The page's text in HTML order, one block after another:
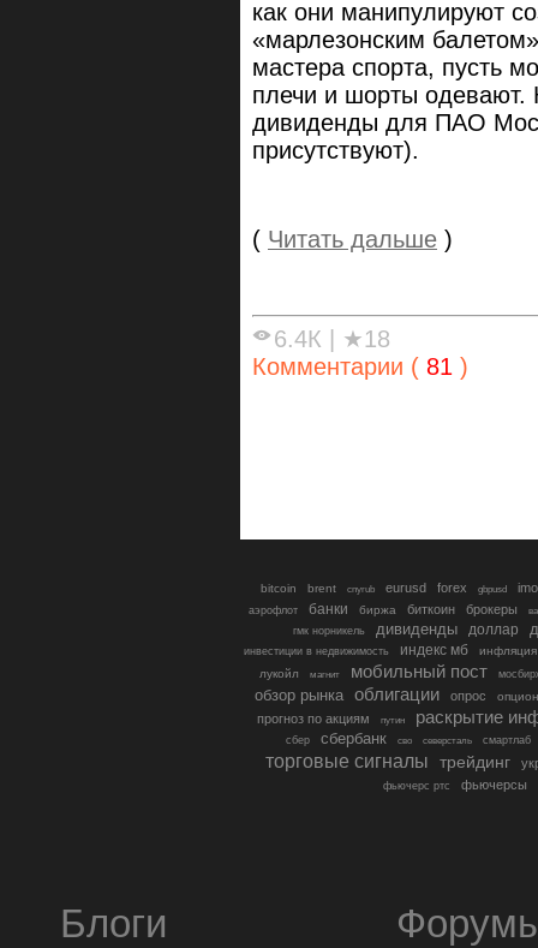
как они манипулируют
«марлезонским
мастера спорта, пусть
плечи и шорты одевают.
дивиденды для ПАО
присутствуют).
( Читать дальше )
6.4К
★18
Комментарии ( 81 )
bitcoin brent cnyrub eurusd forex gbpusd
аэрофлот банки биржа биткоин брокеры
гмк норникель
дивиденды доллар
инвестиции в недвижимость индекс мб
инфляция
лукойл
магнит мобильный пост
обзор рынка облигации опрос
прогноз по акциям путин раскрытие
сбер сбербанк сво северсталь смартлаб
торговые сигналы трейдинг
фьючерс ртс фьючерсы
Блоги